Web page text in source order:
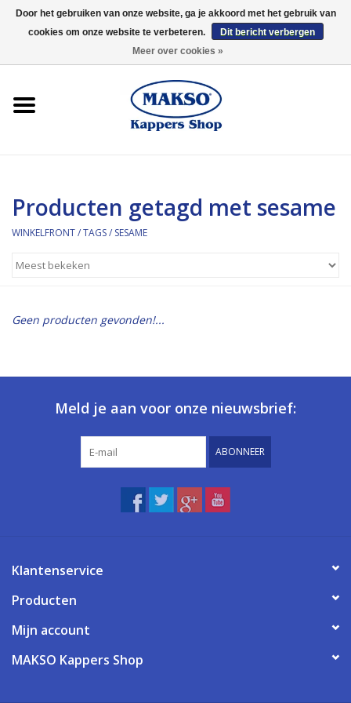
0 Artikelen - €0,00
Kaaral
Producten getagd met sesame
WINKELFRONT/TAGS/ SESAME
Geen producten gevonden!...
Meld je aan voor onze nieuwsbrief:
ABONNEER
Klantenservice
Producten
Mijn account
MAKSO Kappers Shop
Door het gebruiken van onze website, ga je akkoord met het gebruik van
cookies om onze website te verbeteren.
Dit bericht verbergen
Meer over cookies »